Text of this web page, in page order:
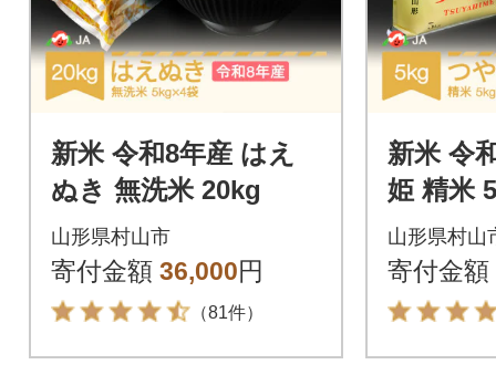
新米 令和8年産 はえ
ぬき 無洗米 20kg
山形県村山市
寄付金額 36,000円
（81件）
新米 令
姫 精米
山形県村山
寄付金額